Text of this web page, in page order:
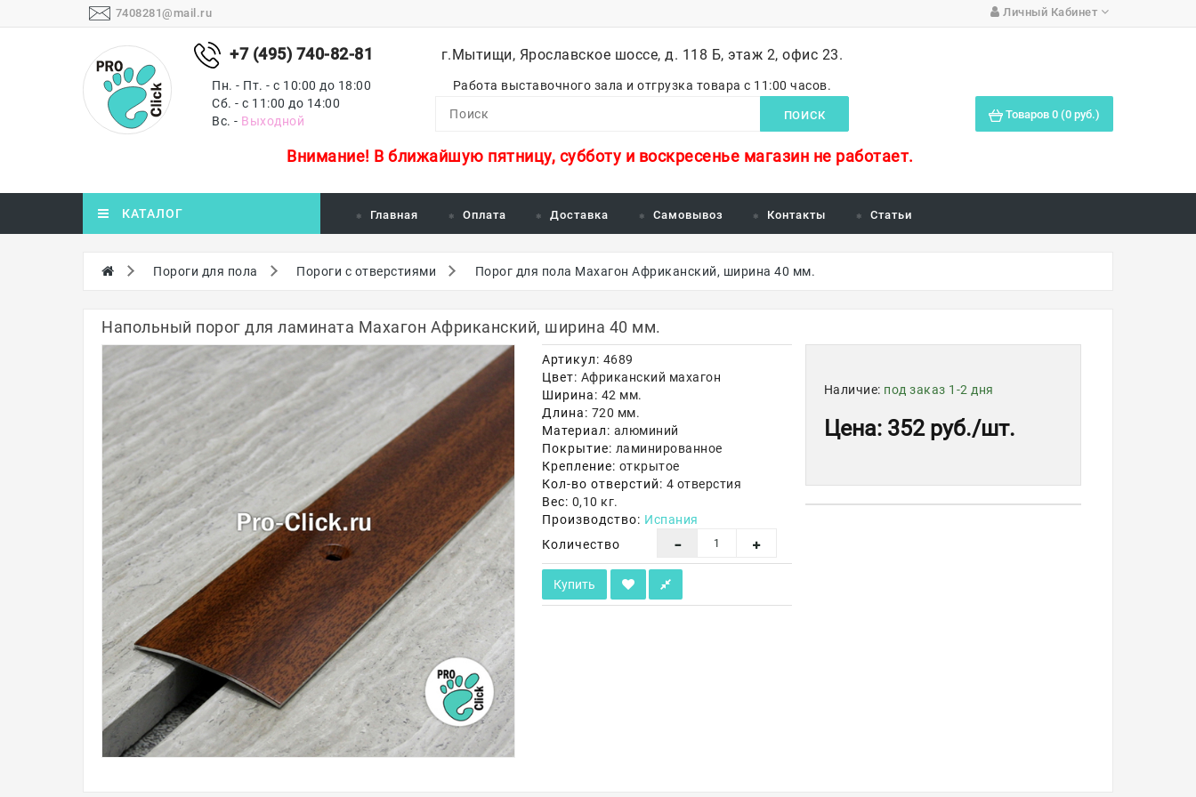
7408281@mail.ru Личный Кабинет
+7 (495) 740-82-81
Пн. - Пт. - с 10:00 до 18:00
Сб. - с 11:00 до 14:00
Вс. - Выходной
г.Мытищи, Ярославское шоссе, д. 118 Б, этаж 2, офис 23.
Работа выставочного зала и отгрузка товара с 11:00 часов.
ПОИСК Товаров 0 (0 руб.)
Внимание! В ближайшую пятницу, субботу и воскресенье магазин не работает.
КАТАЛОГ Главная Оплата Доставка Самовывоз Контакты Статьи
Пороги для пола Пороги с отверстиями Порог для пола Махагон Африканский, ширина 40 мм.
Напольный порог для ламината Махагон Африканский, ширина 40 мм.
Артикул: 4689
Цвет: Африканский махагон
Ширина: 42 мм.
Длина: 720 мм.
Материал: алюминий
Покрытие: ламинированное
Крепление: открытое
Кол-во отверстий: 4 отверстия
Вес: 0,10 кг.
Производство: Испания
Количество
Купить
Наличие: под заказ 1-2 дня
Цена: 352 руб./шт.